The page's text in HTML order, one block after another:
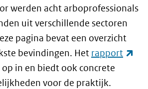
werden acht arboprofessionals
uit verschillende sectoren
pagina bevat een overzicht
bevindingen. Het rapport
in en biedt ook concrete
voor de praktijk.